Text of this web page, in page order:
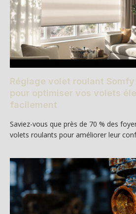
Réglage volet roulant
pour optimiser vos volets
facilement
Saviez-vous que près de 70 % des
volets roulants pour améliorer leur